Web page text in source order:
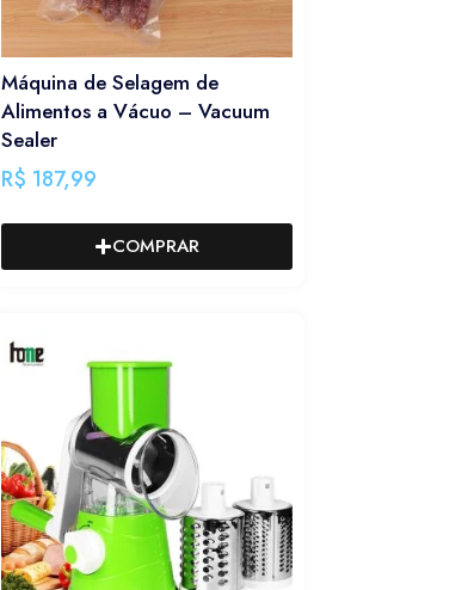
Máquina de Selagem de
Alimentos a Vácuo – Vacuum
Sealer
R$ 187,99
COMPRAR